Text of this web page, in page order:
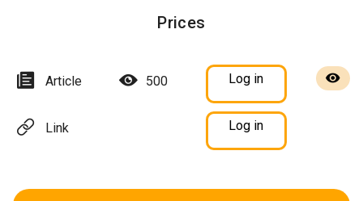
Prices
Article 500 Log in
Link Log in